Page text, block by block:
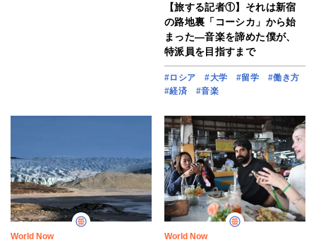
【旅する記者①】それは新宿
の路地裏「コーシカ」から始
まった―音楽を諦めた僕が、
特派員を目指すまで
#ロシア #大学 #留学
#働き方
#経済
#音楽
World Now World Now